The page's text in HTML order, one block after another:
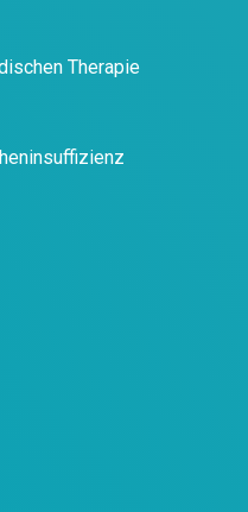
Therapie